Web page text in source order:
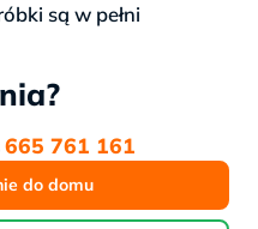
są w pełni
665 761 161
do domu